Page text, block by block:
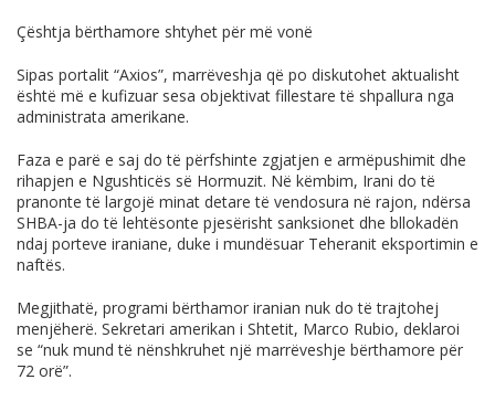
Çështja bërthamore shtyhet për më vonë
Sipas portalit “Axios”, marrëveshja që po diskutohet aktualisht
është më e kufizuar sesa objektivat fillestare të shpallura nga
administrata amerikane.
Faza e parë e saj do të përfshinte zgjatjen e armëpushimit dhe
rihapjen e Ngushticës së Hormuzit. Në këmbim, Irani do të
pranonte të largojë minat detare të vendosura në rajon, ndërsa
SHBA-ja do të lehtësonte pjesërisht sanksionet dhe bllokadën
ndaj porteve iraniane, duke i mundësuar Teheranit eksportimin e
naftës.
Megjithatë, programi bërthamor iranian nuk do të trajtohej
menjëherë. Sekretari amerikan i Shtetit, Marco Rubio, deklaroi
se “nuk mund të nënshkruhet një marrëveshje bërthamore për
72 orë”.